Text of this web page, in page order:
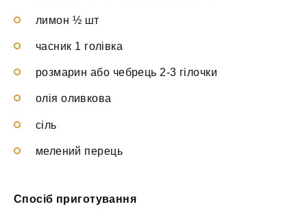
лимон ½ шт
часник 1 голівка
розмарин або чебрець 2-3 гілочки
олія оливкова
сіль
мелений перець
Спосіб приготування